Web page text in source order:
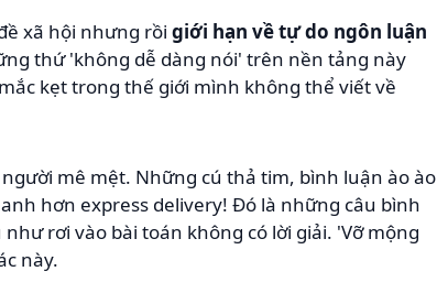
xã hội nhưng rồi giới hạn về tự do ngôn luận
thứ 'không dễ dàng nói' trên nền tảng này
kẹt trong thế giới mình không thể viết về
mê mệt. Những cú thả tim, bình luận ào ào
hơn express delivery! Đó là những câu bình
rơi vào bài toán không có lời giải. 'Vỡ mộng
này.